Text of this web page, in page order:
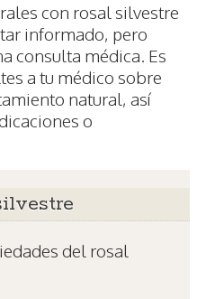
con rosal silvestre
informado, pero
consulta médica. Es
a tu médico sobre
natural, así
o
del rosal